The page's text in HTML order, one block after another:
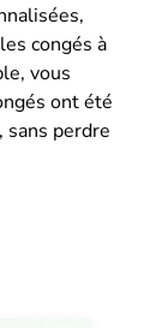
congés à
vous
ont été
sans perdre